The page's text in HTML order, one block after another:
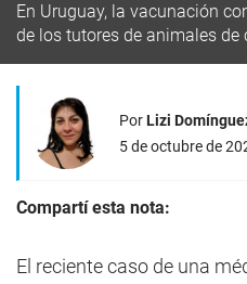
En Uruguay, la vacunación
de los tutores de animales de
PorLizi
5 de octubre de
Compartí esta nota:
El reciente caso de una